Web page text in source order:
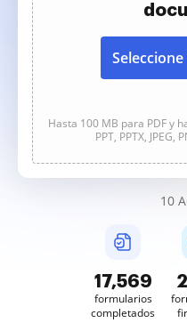
Hasta 100 MB para PDF y
PPT, PPTX, JPEG,
10
17,570
formularios
completados